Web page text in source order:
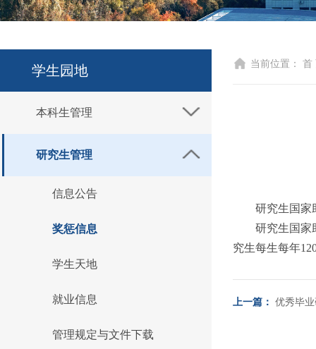
学生园地
本科生管理
研究生管理
信息公告
奖惩信息
学生天地
就业信息
管理规定与文件下载
当前位置： 首
研究生国家
研究生国家
究生每生每年
上一篇： 优秀毕